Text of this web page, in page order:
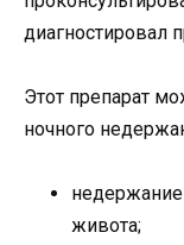
диагностировал
Этот препарат
ночного
живота;